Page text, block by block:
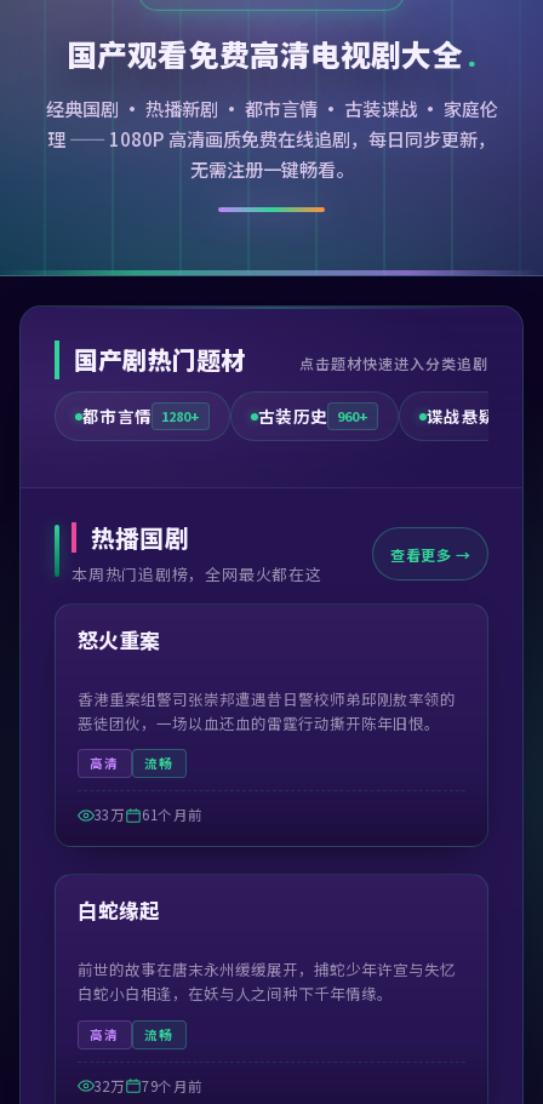
国产观看免费高清电视剧大全
经典国剧 · 热播新剧 · 都市言情 · 古装谍战 · 家庭伦
理 —— 1080P 高清画质免费在线追剧，每日同步更新，
无需注册一键畅看。
国产剧热门题材 点击题材快速进入分类追剧
都市言情 1280+ 古装历史 960+ 谍战悬疑
热播国剧
本周热门追剧榜，全网最火都在这
查看更多 →
热门
怒火重案
香港重案组警司张崇邦遭遇昔日警校师弟邱刚敖率领的
恶徒团伙，一场以血还血的雷霆行动撕开陈年旧恨。
高清 流畅
33万 61个月前
热门
52:03
白蛇缘起
前世的故事在唐末永州缓缓展开，捕蛇少年许宣与失忆
白蛇小白相逢，在妖与人之间种下千年情缘。
高清 流畅
32万 79个月前